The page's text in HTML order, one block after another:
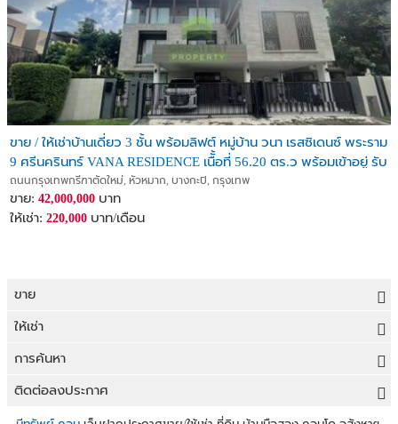
ขาย / ให้เช่าบ้านเดี่ยว 3 ชั้น พร้อมลิฟต์ หมู่บ้าน วนา เรสซิเดนซ์ พระราม
9 ศรีนครินทร์ VANA RESIDENCE เนืั้อที่ 56.20 ตร.ว พร้อมเข้าอยู่ รับ
ต่างชาติ
ถนนกรุงเทพกรีฑาตัดใหม่, หัวหมาก, บางกะปิ, กรุงเทพ
ขาย: 42,000,000 บาท
ให้เช่า: 220,000 บาท/เดือน
ขาย
ขายที่ดิน
ขายบ้าน
ขายคอนโด
ให้เช่า
ให้เช่าที่ดิน
ให้เช่าบ้าน
ให้เช่าคอนโด
การค้นหา
ขายที่ดิน
ประกาศขายที่ดิน
ติดต่อลงประกาศ